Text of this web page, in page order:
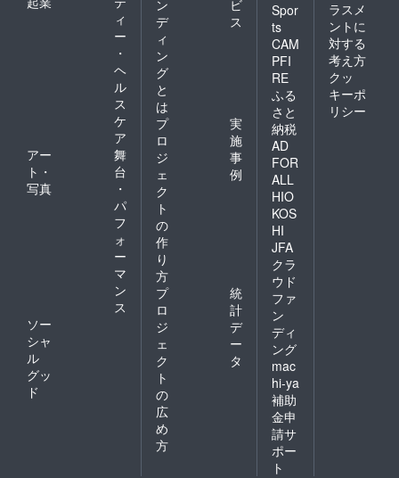
ィ
ー
・
ヘ
ル
ス
ケ
ア
アー
ト・
写真
舞
台
・
パ
フ
ォ
ー
マ
ン
ス
ソー
シャ
ル
グッ
ド
ン
デ
ィ
ン
グ
と
は
ビ
ス
プ
ロ
ジ
ェ
ク
ト
の
作
り
方
実
施
事
例
プ
ロ
ジ
ェ
ク
ト
の
広
め
方
統
計
デ
ー
タ
Spor
ts
CAM
PFI
RE
ふる
さと
納税
AD
FOR
ALL
HIO
KOS
HI
JFA
クラ
ウド
ファ
ン
ディ
ング
mac
hi-ya
補助
金申
請サ
ポー
ト
ラスメ
ントに
対する
考え方
クッ
キーポ
リシー